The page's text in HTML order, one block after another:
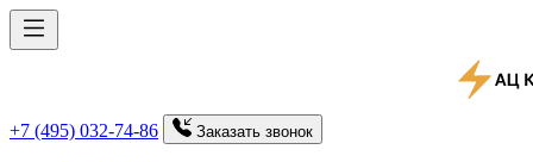
+7 (495) 032-74-86 Заказать звонок